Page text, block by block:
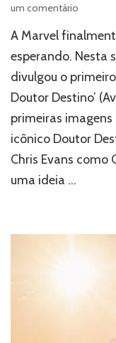
um comentário
Doutor
Destino’
primeiro
trailer
Robert
Downey
Jr.
de
A Marvel
esperando. Nesta
divulgou o
Doutor Destino’
primeiras imagens
icônico Doutor
Chris Evans como
uma ideia …